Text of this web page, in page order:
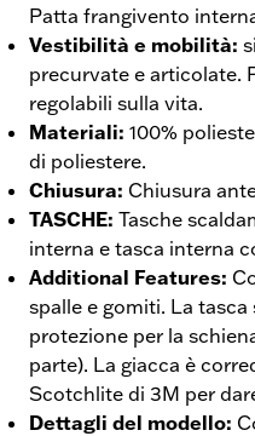
Patta frangivento
Vestibilità e mobilità:
precurvate e articolate.
regolabili sulla vita.
Materiali: 100%
di poliestere.
Chiusura: Chiusura
TASCHE: Tasche
interna e tasca interna
Additional Features:
spalle e gomiti. La
protezione per la
parte). La giacca è
Scotchlite di 3M per
Dettagli del modello: